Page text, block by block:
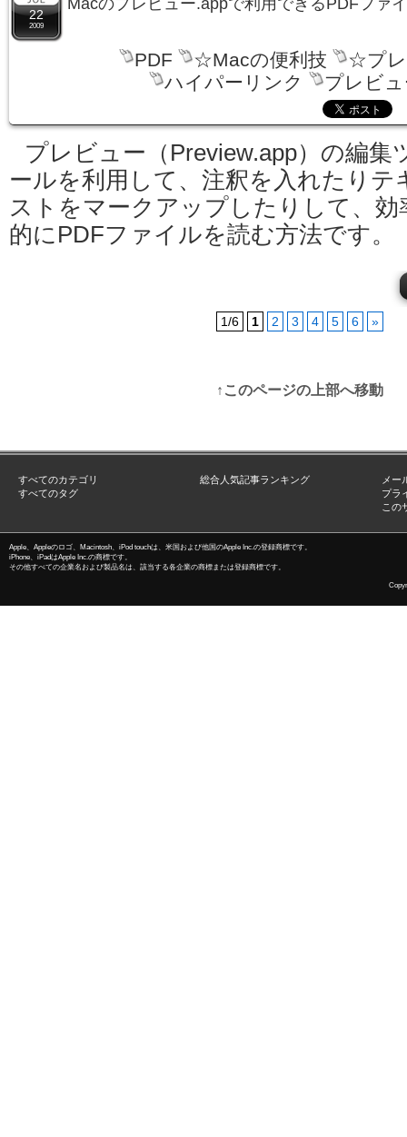
22
2009
Macのプレビュー.appで利用できるPDFファ
PDF ☆Macの便利技
☆プレ
ハイパーリンク
プレビ
プレビュー（Preview.app）の編集
ールを利用して、注釈を入れたりテ
ストをマークアップしたりして、効
的にPDFファイルを読む方法です。
1/6 1 2 3 4 5 6 »
↑このページの上部へ移動
すべてのカテゴリ
すべてのタグ
総合人気記事ランキング
メー
プラ
この
Apple、Appleのロゴ、Macintosh、iPod touchは、米国および他国のApple Inc.の登録商標です。
iPhone、iPadはApple Inc.の商標です。
その他すべての企業名および製品名は、該当する各企業の商標または登録商標です。